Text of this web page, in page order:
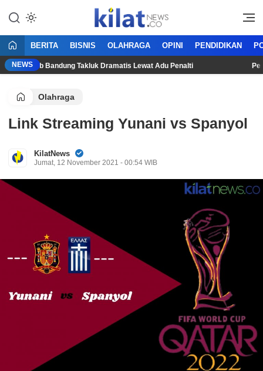
KilatNews.co
Mencerdaskan Anak Bangsa
BERITA BISNIS OLAHRAGA OPINI PENDIDIKAN
NEWS
Persib Bandung Takluk Dramatis Lewat Adu Penalti
Olahraga
Link Streaming Yunani vs Spanyol
KilatNews
Jumat, 12 November 2021 - 00:54 WIB